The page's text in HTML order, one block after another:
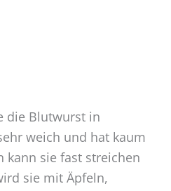
die Blutwurst in
weich und hat kaum
kann sie fast streichen
sie mit Äpfeln,